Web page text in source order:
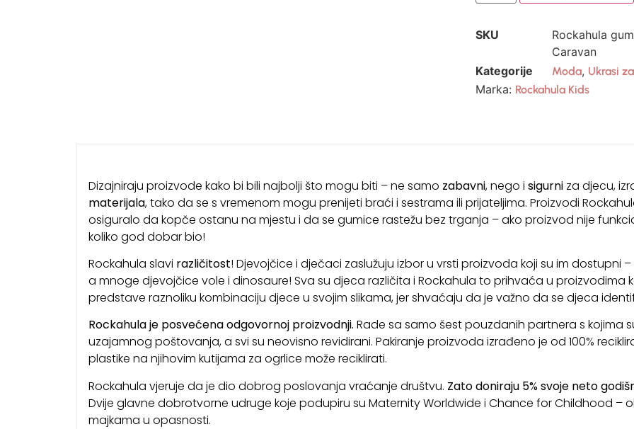
SKU
Rockahula
Caravan
Kategorije
Moda, Ukrasi
Marka: Rockahula Kids
Dizajniraju proizvode kako bi bili najbolji što mogu biti – ne samo zabavni, nego i sigurni za djecu,
materijala, tako da se s vremenom mogu prenijeti braći i sestrama ili prijateljima. Proizvodi
osiguralo da kopče ostanu na mjestu i da se gumice rastežu bez trganja – ako proizvod nije
koliko god dobar bio!
Rockahula slavi različitost! Djevojčice i dječaci zaslužuju izbor u vrsti proizvoda koji su im dostupni
a mnoge djevojčice vole i dinosaure! Sva su djeca različita i Rockahula to prihvaća u proizvodima
predstave raznoliku kombinaciju djece u svojim slikama, jer shvaćaju da je važno da se djeca
Rockahula je posvećena odgovornoj proizvodnji. Rade sa samo šest pouzdanih partnera s kojima
uzajamnog poštovanja, a svi su neovisno revidirani. Pakiranje proizvoda izrađeno je od 100%
plastike na njihovim kutijama za ogrlice može reciklirati.
Rockahula vjeruje da je dio dobrog poslovanja vraćanje društvu. Zato doniraju 5% svoje neto
Dvije glavne dobrotvorne udruge koje podupiru su Maternity Worldwide i Chance for Childhood –
majkama u opasnosti.